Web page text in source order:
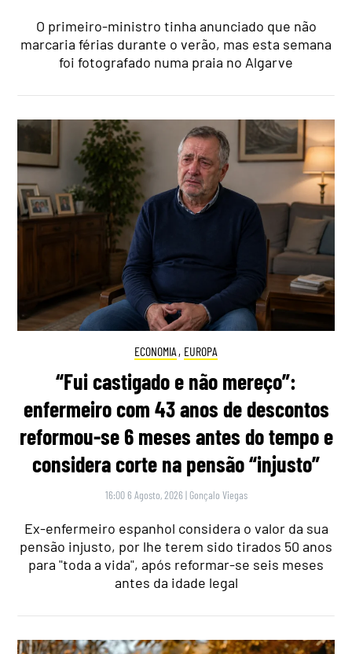
O primeiro-ministro tinha anunciado que não
marcaria férias durante o verão, mas esta semana
foi fotografado numa praia no Algarve
ECONOMIA , EUROPA
“Fui castigado e não mereço”:
enfermeiro com 43 anos de descontos
reformou-se 6 meses antes do tempo e
considera corte na pensão “injusto”
16:00 6 Agosto, 2026 | Gonçalo Viegas
Ex-enfermeiro espanhol considera o valor da sua
pensão injusto, por lhe terem sido tirados 50 anos
para "toda a vida", após reformar-se seis meses
antes da idade legal